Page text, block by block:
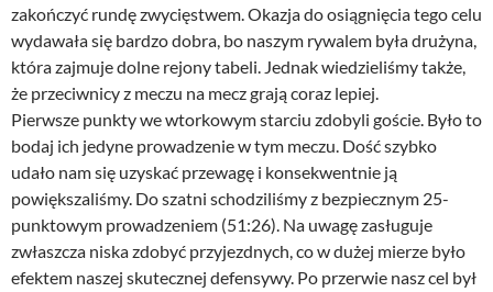
zakończyć rundę zwycięstwem. Okazja do osiągnięcia tego celu
wydawała się bardzo dobra, bo naszym rywalem była drużyna,
która zajmuje dolne rejony tabeli. Jednak wiedzieliśmy także,
że przeciwnicy z meczu na mecz grają coraz lepiej.
Pierwsze punkty we wtorkowym starciu zdobyli goście. Było to
bodaj ich jedyne prowadzenie w tym meczu. Dość szybko
udało nam się uzyskać przewagę i konsekwentnie ją
powiększaliśmy. Do szatni schodziliśmy z bezpiecznym 25-
punktowym prowadzeniem (51:26). Na uwagę zasługuje
zwłaszcza niska zdobyć przyjezdnych, co w dużej mierze było
efektem naszej skutecznej defensywy. Po przerwie nasz cel był